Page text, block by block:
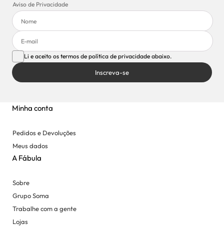
Aviso de Privacidade
Li e aceito os termos de política de privacidade abaixo.
Inscreva-se
Minha conta
Pedidos e Devoluções
Meus dados
A Fábula
Sobre
Grupo Soma
Trabalhe com a gente
Lojas